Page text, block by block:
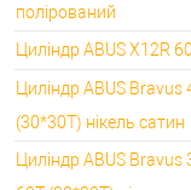
полірований
Циліндр ABUS X12R
Циліндр ABUS
(30*30T) нікель сатин
Циліндр ABUS